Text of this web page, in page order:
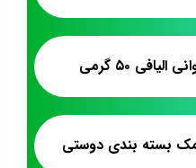
۵۰ گرمی
بسته بندی دوستی